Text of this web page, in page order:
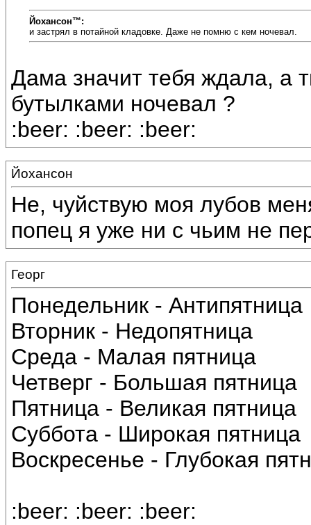
Йохансон™:
и застрял в потайной кладовке. Даже не помню с кем ночевал.
Дама значит тебя ждала, а
бутылками ночевал ?
:beer: :beer: :beer:
Йохансон
Не, чуйствую моя лубов
попец я уже ни с чьим не
Георг
Понедельник - Антипятница
Вторник - Недопятница
Среда - Малая пятница
Четверг - Большая пятница
Пятница - Великая пятница
Суббота - Широкая пятница
Воскресенье - Глубокая
:beer: :beer: :beer: